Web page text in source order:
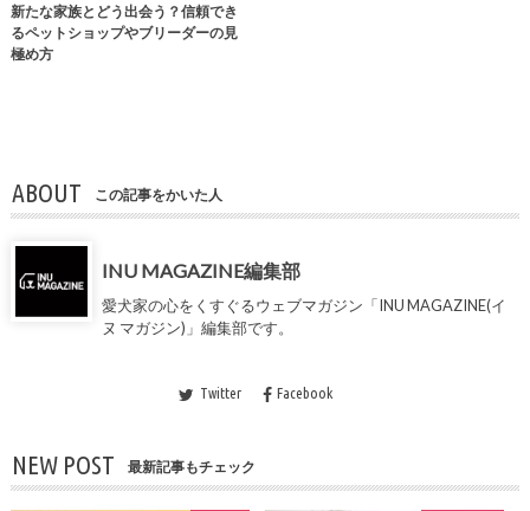
新たな家族とどう出会う？信頼でき
るペットショップやブリーダーの見
極め方
ABOUT この記事をかいた人
INU MAGAZINE編集部
愛犬家の心をくすぐるウェブマガジン「INU MAGAZINE(イ
ヌ マガジン)」編集部です。
Twitter Facebook
NEW POST 最新記事もチェック